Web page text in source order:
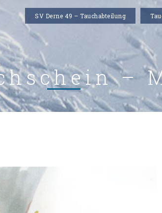
SV Derne 49 – Tauchabteilung
–